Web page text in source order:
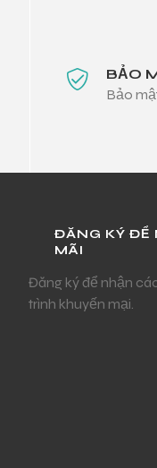
BẢO
Bảo
ĐĂNG KÝ ĐỂ
MÃI
Đăng ký để nhận
trình khuyến mại.